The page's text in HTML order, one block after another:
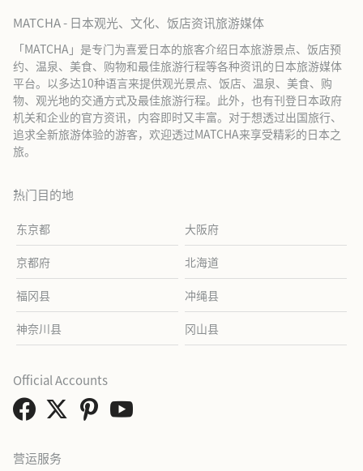
MATCHA - 日本观光、文化、饭店资讯旅游媒体
「MATCHA」是专门为喜爱日本的旅客介绍日本旅游景点、饭店预
约、温泉、美食、购物和最佳旅游行程等各种资讯的日本旅游媒体
平台。以多达10种语言来提供观光景点、饭店、温泉、美食、购
物、观光地的交通方式及最佳旅游行程。此外，也有刊登日本政府
机关和企业的官方资讯，内容即时又丰富。对于想透过出国旅行、
追求全新旅游体验的游客，欢迎透过MATCHA来享受精彩的日本之
旅。
热门目的地
东京都 大阪府
京都府 北海道
福冈县 冲绳县
神奈川县 冈山县
营运服务
Official Accounts